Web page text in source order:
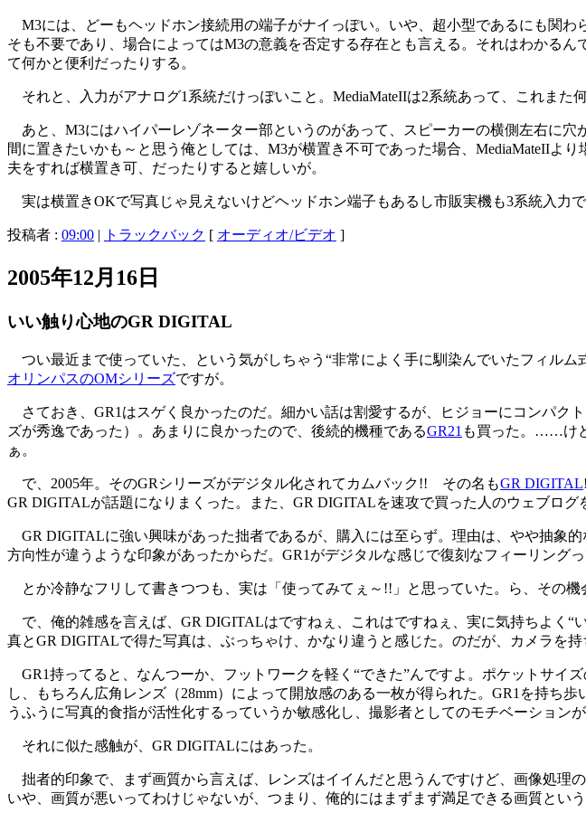
M3には、どーもヘッドホン接続用の端子がナイっぽい。いや、超小型であるにも関
そも不要であり、場合によってはM3の意義を否定する存在とも言える。それはわかる
て何かと便利だったりする。
それと、入力がアナログ1系統だけっぽいこと。MediaMateIIは2系統あって、これまた
あと、M3にはハイパーレゾネーター部というのがあって、スピーカーの横側左右
間に置きたいかも～と思う俺としては、M3が横置き不可であった場合、MediaMateIIよ
夫をすれば横置き可、だったりすると嬉しいが。
実は横置きOKで写真じゃ見えないけどヘッドホン端子もあるし市販実機も3系統入力
投稿者 : 09:00 | トラックバック [ オーディオ/ビデオ ]
2005年12月16日
いい触り心地のGR DIGITAL
つい最近まで使っていた、という気がしちゃう“非常によく手に馴染んでいたフィルム
オリンパスのOMシリーズですが。
さておき、GR1はスゲく良かったのだ。細かい話は割愛するが、ヒジョーにコンパク
ズが秀逸であった）。あまりに良かったので、後続的機種であるGR21 も買った。……け
ぁ。
で、2005年。そのGRシリーズがデジタル化されてカムバック!! その名もGR DIGITAL
GR DIGITALが話題になりまくった。また、GR DIGITALを速攻で買った人のウェブログ
GR DIGITALに強い興味があった拙者であるが、購入には至らず。理由は、やや抽象
方向性が違うような印象があったからだ。GR1がデジタルな感じで復刻なフィーリング
とか冷静なフリして書きつつも、実は「使ってみてぇ～!!」と思っていた。ら、その
で、俺的雑感を言えば、GR DIGITALはですねぇ、これはですねぇ、実に気持ちよく“
真とGR DIGITALで得た写真は、ぶっちゃけ、かなり違うと感じた。のだが、カメラを
GR1持ってると、なんつーか、フットワークを軽く“できた”んですよ。ポケットサイ
し、もちろん広角レンズ（28mm）によって開放感のある一枚が得られた。GR1を持ち
うふうに写真的食指が活性化するっていうか敏感化し、撮影者としてのモチベーションが
それに似た感触が、GR DIGITALにはあった。
拙者的印象で、まず画質から言えば、レンズはイイんだと思うんですけど、画像処理
いや、画質が悪いってわけじゃないが、つまり、俺的にはまずまず満足できる画質という